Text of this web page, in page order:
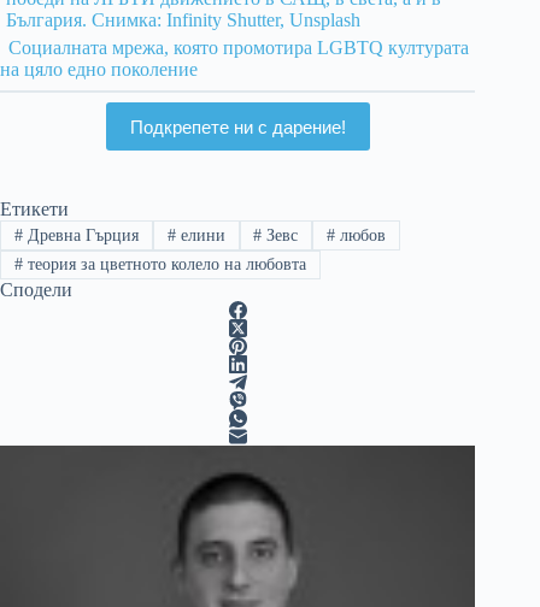
Социалната мрежа, която промотира LGBTQ културата
на цяло едно поколение
Подкрепете ни с дарение!
Етикети
#Древна Гърция #елини # Зевс # любов
#теория за цветното колело на любовта
Сподели